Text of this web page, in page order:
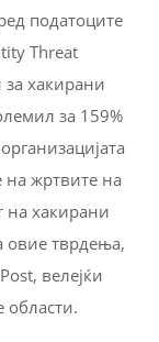
податоците
Threat
за хакирани
за 159%
на жртвите на
на хакирани
овие тврдења,
велејќи
области.